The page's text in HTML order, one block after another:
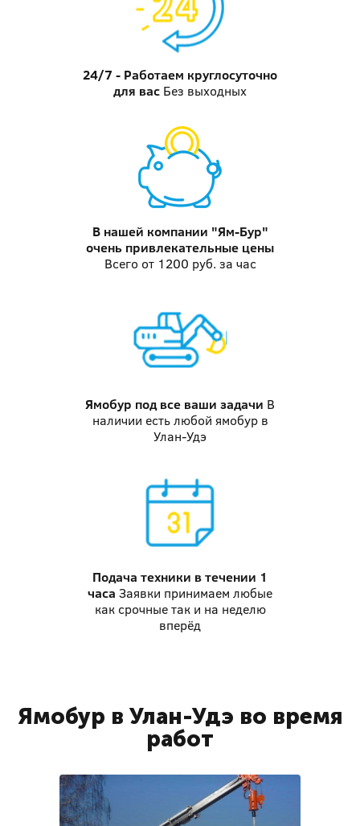
24/7 - Работаем круглосуточно
для вас Без выходных
В нашей компании "Ям-Бур"
очень привлекательные цены
Всего от 1200 руб. за час
Ямобур под все ваши задачи В
наличии есть любой ямобур в
Улан-Удэ
Подача техники в течении 1
часа Заявки принимаем любые
как срочные так и на неделю
вперёд
Ямобур в Улан-Удэ во время
работ